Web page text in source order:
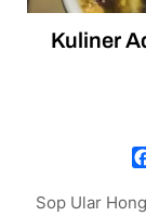
Kuliner
Sop Ular